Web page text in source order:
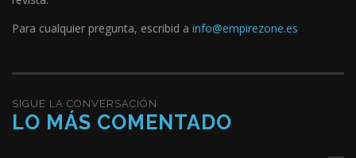
Para cualquier pregunta, escribid a info@empirezone.es
SIGUE LA CONVERSACIÓN
LO MÁS COMENTADO